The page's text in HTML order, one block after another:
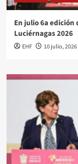
En julio 6a
Luciérnagas 2026
EHF 10 julio, 2026